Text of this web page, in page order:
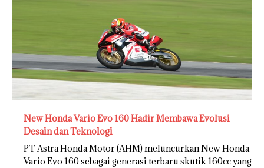
New Honda Vario Evo 160 Hadir Membawa Evolusi
Desain dan Teknologi
PT Astra Honda Motor (AHM) meluncurkan New Honda
Vario Evo 160 sebagai generasi terbaru skutik 160cc yang